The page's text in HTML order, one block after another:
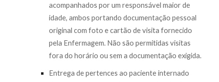
acompanhados por um responsável maior de
idade, ambos portando documentação pessoal
original com foto e cartão de visita fornecido
pela Enfermagem. Não são permitidas visitas
fora do horário ou sem a documentação exigida.
Entrega de pertences ao paciente internado